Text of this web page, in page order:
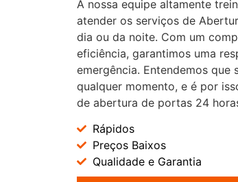
A nossa equipe altamente
atender os serviços de
dia ou da noite. Com um
eficiência, garantimos uma
emergência. Entendemos que
qualquer momento, e é por
de abertura de portas 24
Rápidos
Preços Baixos
Qualidade e Garantia